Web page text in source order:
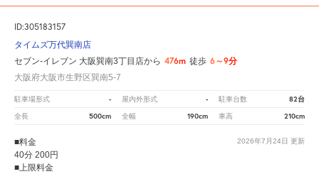
ID:305183157
タイムズ万代巽南店
セブン-イレブン 大阪巽南3丁目店から 476m 徒歩 6～9分
大阪府大阪市生野区巽南5-7
駐車場形式 - 屋内外形式 - 駐車台数 82台
全長 500cm 全幅 190cm 車高 210cm
2026年7月24日 更新
■料金
40分 200円
■上限料金